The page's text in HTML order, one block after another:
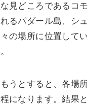
見どころであるコ
るパダール島、シ
の場所に位置して
うとすると、各場
になります。結果